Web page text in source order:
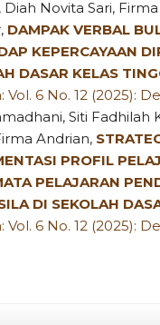
Diah Novita Sari,
DAMPAK VERBAL
KEPERCAYAAN
DASAR KELAS
Vol. 6 No. 12 (2025):
Siti Fadhilah
Andrian,
PROFIL
PELAJARAN
DI SEKOLAH
Vol. 6 No. 12 (2025):